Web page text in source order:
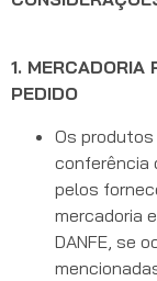
1. MERCADORIA
PEDIDO
Os
conferência
pelos
mercadoria
DANFE, se